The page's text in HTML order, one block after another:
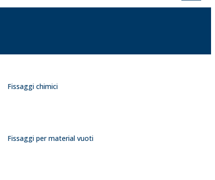
Fissaggi chimici
Fissaggi per material vuoti